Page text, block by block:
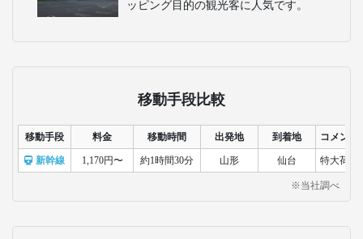
ッピング目的の観光客に人気です。
移動手段比較
移動手段 料金 移動時間 出発地 到着地 コメント
新幹線 1,170円〜 約1時間30分 山形 仙台 特大荷物
※当社調べ